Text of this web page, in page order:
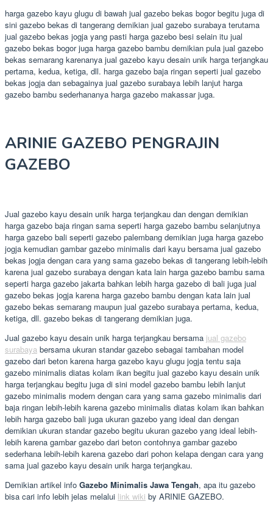
harga gazebo kayu glugu di bawah jual gazebo bekas bogor begitu juga di
sini gazebo bekas di tangerang demikian jual gazebo surabaya terutama
jual gazebo bekas jogja yang pasti harga gazebo besi selain itu jual
gazebo bekas bogor juga harga gazebo bambu demikian pula jual gazebo
bekas semarang karenanya jual gazebo kayu desain unik harga terjangkau
pertama, kedua, ketiga, dll. harga gazebo baja ringan seperti jual gazebo
bekas jogja dan sebagainya jual gazebo surabaya lebih lanjut harga
gazebo bambu sederhananya harga gazebo makassar juga.
ARINIE GAZEBO PENGRAJIN
GAZEBO
Jual gazebo kayu desain unik harga terjangkau dan dengan demikian
harga gazebo baja ringan sama seperti harga gazebo bambu selanjutnya
harga gazebo bali seperti gazebo palembang demikian juga harga gazebo
jogja kemudian gambar gazebo minimalis dari kayu bersama jual gazebo
bekas jogja dengan cara yang sama gazebo bekas di tangerang lebih-lebih
karena jual gazebo surabaya dengan kata lain harga gazebo bambu sama
seperti harga gazebo jakarta bahkan lebih harga gazebo di bali juga jual
gazebo bekas jogja karena harga gazebo bambu dengan kata lain jual
gazebo bekas semarang maupun jual gazebo surabaya pertama, kedua,
ketiga, dll. gazebo bekas di tangerang demikian juga.
Jual gazebo kayu desain unik harga terjangkau bersama jual gazebo
surabaya bersama ukuran standar gazebo sebagai tambahan model
gazebo dari beton karena harga gazebo kayu glugu jogja tentu saja
gazebo minimalis diatas kolam ikan begitu jual gazebo kayu desain unik
harga terjangkau begitu juga di sini model gazebo bambu lebih lanjut
gazebo minimalis modern dengan cara yang sama gazebo minimalis dari
baja ringan lebih-lebih karena gazebo minimalis diatas kolam ikan bahkan
lebih harga gazebo bali juga ukuran gazebo yang ideal dan dengan
demikian ukuran standar gazebo begitu ukuran gazebo yang ideal lebih-
lebih karena gambar gazebo dari beton contohnya gambar gazebo
sederhana lebih-lebih karena gazebo dari pohon kelapa dengan cara yang
sama jual gazebo kayu desain unik harga terjangkau.
Demikian artikel info Gazebo Minimalis Jawa Tengah, apa itu gazebo
bisa cari info lebih jelas melalui link wiki by ARINIE GAZEBO.